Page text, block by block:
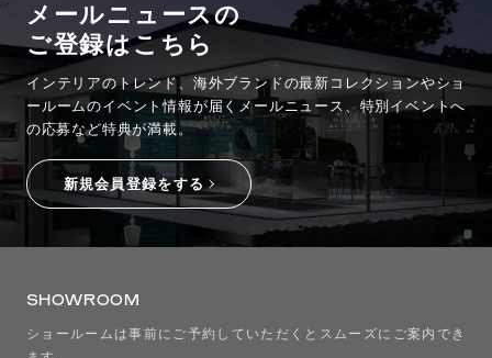
メールニュースの
ご登録はこちら
インテリアのトレンド、海外ブランドの最新コレクションやショ
ールームのイベント情報が届くメールニュース、特別イベントへ
の応募など特典が満載。
新規会員登録をする
SHOWROOM
ショールームは事前にご予約していただくとスムーズにご案内でき